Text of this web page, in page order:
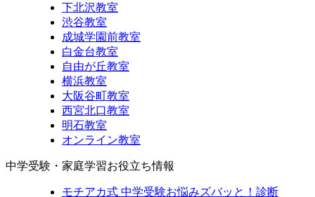
下北沢教室
渋谷教室
成城学園前教室
白金台教室
自由が丘教室
横浜教室
大阪谷町教室
西宮北口教室
明石教室
オンライン教室
中学受験・家庭学習お役立ち情報
モチアカ式 中学受験お悩みズバッと！診断